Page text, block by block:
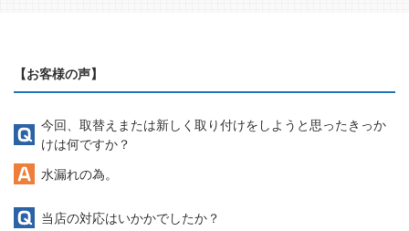
【お客様の声】
今回、取替えまたは新しく取り付けをしようと思ったきっか
けは何ですか？
水漏れの為。
当店の対応はいかかでしたか？